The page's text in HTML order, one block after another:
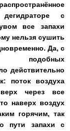
с
все запахи
нельзя сушить
Да, с
подобных
действительно
поток воздуха
через все
наверх воздух
горячим, так
пути запахи с